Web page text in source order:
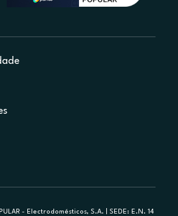
- Electrodomésticos, S.A. | SEDE: E.N. 14